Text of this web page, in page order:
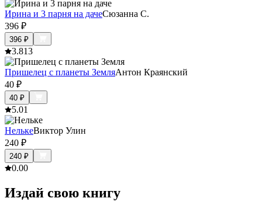
Ирина и 3 парня на дачеСюзанна С.
396 ₽
396 ₽
3.813
Пришелец с планеты ЗемляАнтон Краянский
40 ₽
40 ₽
5.01
НелькеВиктор Улин
240 ₽
240 ₽
0.00
Издай свою книгу